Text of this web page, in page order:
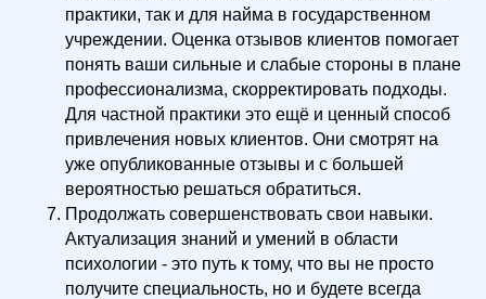
практики, так и для найма в государственном
учреждении. Оценка отзывов клиентов помогает
понять ваши сильные и слабые стороны в плане
профессионализма, скорректировать подходы.
Для частной практики это ещё и ценный способ
привлечения новых клиентов. Они смотрят на
уже опубликованные отзывы и с большей
вероятностью решаться обратиться.
Продолжать совершенствовать свои навыки.
Актуализация знаний и умений в области
психологии - это путь к тому, что вы не просто
получите специальность, но и будете всегда